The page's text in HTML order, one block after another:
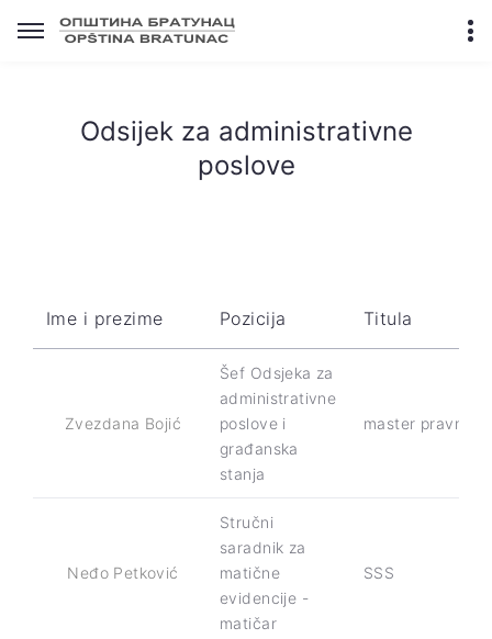
Odsijek za administrativne
poslove
Ime i prezime Pozicija Titula
Zvezdana Bojić
Šef Odsjeka za
administrativne
poslove i
građanska
stanja
master pravnik
Neđo Petković
Stručni
saradnik za
matične
evidencije -
matičar
SSS